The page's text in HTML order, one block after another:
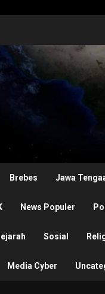
Brebes Jawa
News Populer
Sosial
Media Cyber